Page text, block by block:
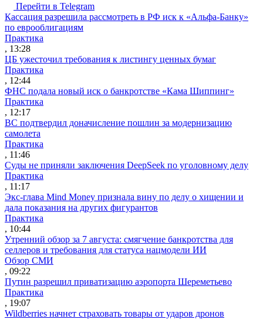
Перейти в Telegram
Кассация разрешила рассмотреть в РФ иск к «Альфа-Банку»
по еврооблигациям
Практика
, 13:28
ЦБ ужесточил требования к листингу ценных бумаг
Практика
, 12:44
ФНС подала новый иск о банкротстве «Кама Шиппинг»
Практика
, 12:17
ВС подтвердил доначисление пошлин за модернизацию
самолета
Практика
, 11:46
Суды не приняли заключения DeepSeek по уголовному делу
Практика
, 11:17
Экс-глава Mind Money признала вину по делу о хищении и
дала показания на других фигурантов
Практика
, 10:44
Утренний обзор за 7 августа: смягчение банкротства для
селлеров и требования для статуса нацмодели ИИ
Обзор СМИ
, 09:22
Путин разрешил приватизацию аэропорта Шереметьево
Практика
, 19:07
Wildberries начнет страховать товары от ударов дронов